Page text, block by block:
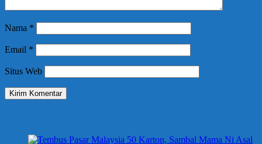
Nama *
Email *
Situs Web